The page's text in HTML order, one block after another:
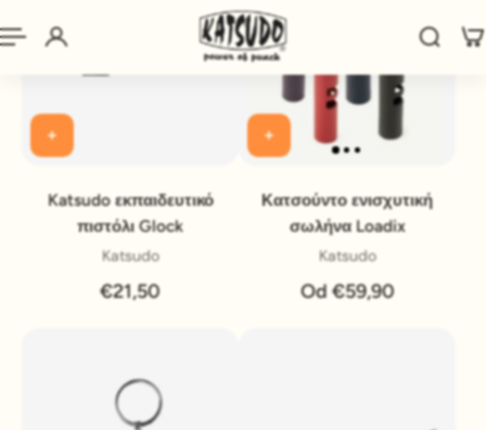
Katsudo εκπαιδευτικό
πιστόλι Glock
Katsudo
€21,50
Κατσούντο ενισχυτική
σωλήνα Loadix
Katsudo
Od €59,90